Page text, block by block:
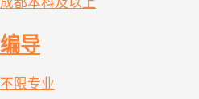
编导
不限专业